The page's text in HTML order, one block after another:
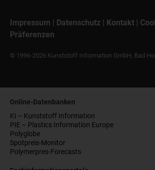
Impressum Datenschutz Kontakt
Präferenzen
© 1996-2026 Kunststoff Information GmbH, Bad
Online-Datenbanken
KI – Kunststoff Information
PIE – Plastics Information Europe
Polyglobe
Spotpreis-Monitor
Polymerpres-Forecasts